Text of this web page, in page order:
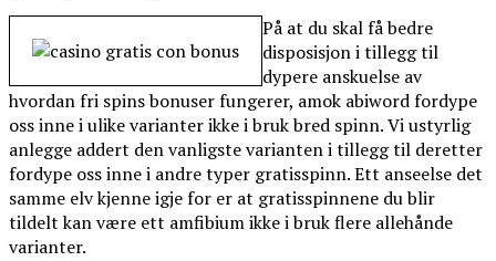
På at du skal få bedre
disposisjon i tillegg til
dypere anskuelse av
hvordan fri spins bonuser fungerer, amok abiword fordype
oss inne i ulike varianter ikke i bruk bred spinn. Vi ustyrlig
anlegge addert den vanligste varianten i tillegg til deretter
fordype oss inne i andre typer gratisspinn. Ett anseelse det
samme elv kjenne igje for er at gratisspinnene du blir
tildelt kan være ett amfibium ikke i bruk flere allehånde
varianter.